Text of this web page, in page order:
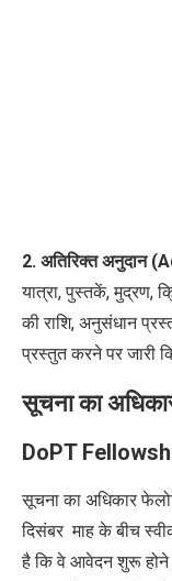
2. अतिरिक्त अनुदान
यात्रा, पुस्तकें, मुद्रण,
की राशि, अनुसंधान
प्रस्तुत करने पर जारी
सूचना का
DoPT
सूचना का अधिकार
दिसंबरमाहके बीच
है कि वे आवेदन शुरू होने